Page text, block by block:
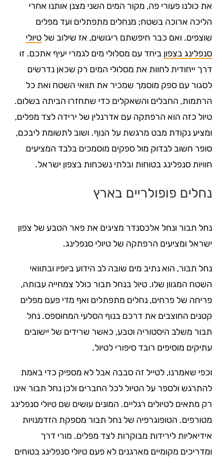
את כולנו פעורי פה, מקור המים השני מצנן אותנו אחרי
הליכה ארוכה בשטח; מנחלים מתפתלים ועד מפלים
שוצפים. ואם כבר חיפשתם ריגושים, אז שילוב שלטיולי
סנפלינג בצפוןביחד עם מסלולי מים לגמרי יעיף אתכם. זו
דרך ייחודית לחוות את מסלולי המים רק שכאן נדרשים
לסגור עם ספק מוסמך שמכיר את תוואי השטח ואת כל
הרתמות, החבלים והשאקלים כדי שתחזרו הביתה בשלום.
טיול כזה הוא הרפתקה עם אדרנלין של ירידה לצד מפלים,
ומציע נקודת מבט מרגשת על הנוף. ושוב לתשומת ליבכם,
סופר חשוב לבדוק מול ספקים מוסמכים בלבד המציעים
חוויות סנפלינג בטוחות ובלתי נשכחות בצפון ישראל.
נחלים פופולריים בארץ
נחל תבור ונחל אלכסנדר מציגים את פאר הטבע של צפון
ישראל ומציעים הרפתקה של טיולי סנפלינג.
נחל תבור, הוא נתיב מים שובה לב הידוע ביופיו ובתוואי
השטח המגוון שלו. טיול בנחל תבור כולל צמחייה עבותה,
פריחה של פרחים, נחלים מתפתלים ואף מדי פעם מפלים
קטנים החוצבים את דרכם בנוף הסלעי המחוספס. נחל
תבור משלב היסטוריה וטבע, כאשר שרידים של יישובים
עתיקים מוסיפים רובד סיפורי לטיול.
וכפי שאמרנו, לטייל זה סבבה אבל לא מספיק כדי באמת
להתרגש ולספר על הטיול לכל החברים ולכן נחל תבור אינו
רק מתאים לטיולים רגליים. המונים עושים שם טיולי סנפלינג
מטורפים. הטופוגרפיה של נחל תבור מספקת הזדמנויות
אידיאליות לירידות מבוקרות לצד מפלים. מורי דרך
ומדריכים מקומיים מארגנים לא פעם טיולי סנפלינג בטוחים